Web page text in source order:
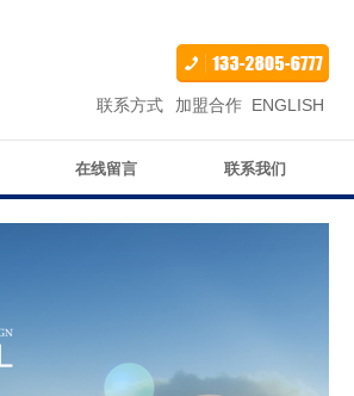
联系方式 加盟合作 ENGLISH
在线留言 联系我们